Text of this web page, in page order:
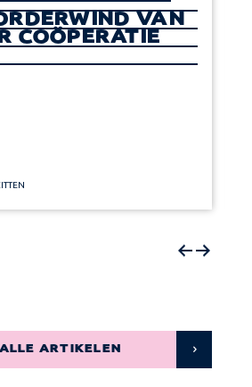
VAN
COÖPERATIE
ARTIKELEN